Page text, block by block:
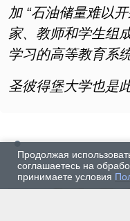
加 “石油储量难以
家、教师和学生组
学习的高等教育系
圣彼得堡大学也是
Продолжая
соглашаетесь на
принимаете условия